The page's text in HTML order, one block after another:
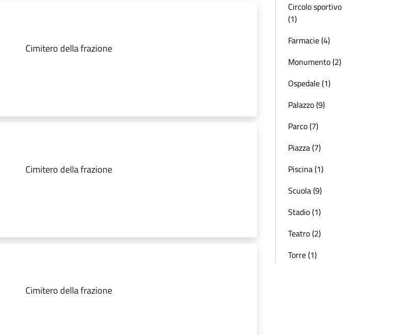
Cimitero della frazione
Cimitero della frazione
Cimitero della frazione
Circolo sportivo
(1)
Farmacie (4)
Monumento (2)
Ospedale (1)
Palazzo (9)
Parco (7)
Piazza (7)
Piscina (1)
Scuola (9)
Stadio (1)
Teatro (2)
Torre (1)